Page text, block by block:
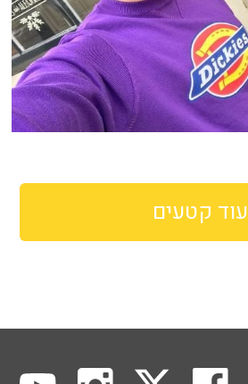
עוד קטעים